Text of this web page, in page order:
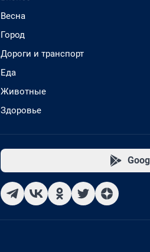
Весна
Город
Дороги и транспорт
Еда
Животные
Здоровье